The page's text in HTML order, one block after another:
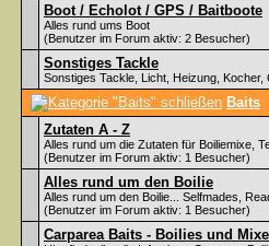
Boot / Echolot / GPS / Baitboote
Alles rund ums Boot
(Benutzer im Forum aktiv: 2 Besucher)
Sonstiges Tackle
Sonstiges Tackle, Licht, Heizung, Kocher,
Baits
Zutaten A - Z
Alles rund um die Zutaten für Boiliemixe,
(Benutzer im Forum aktiv: 1 Besucher)
Alles rund um den Boilie
Alles rund um den Boilie... Selfmades,
(Benutzer im Forum aktiv: 1 Besucher)
Carparea Baits - Boilies und Mixe